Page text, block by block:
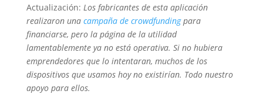
Actualización: Los fabricantes de esta aplicación
realizaron una campaña de crowdfundingpara
financiarse, pero la página de la utilidad
lamentablemente ya no está operativa. Si no hubiera
emprendedores que lo intentaran, muchos de los
dispositivos que usamos hoy no existirían. Todo nuestro
apoyo para ellos.